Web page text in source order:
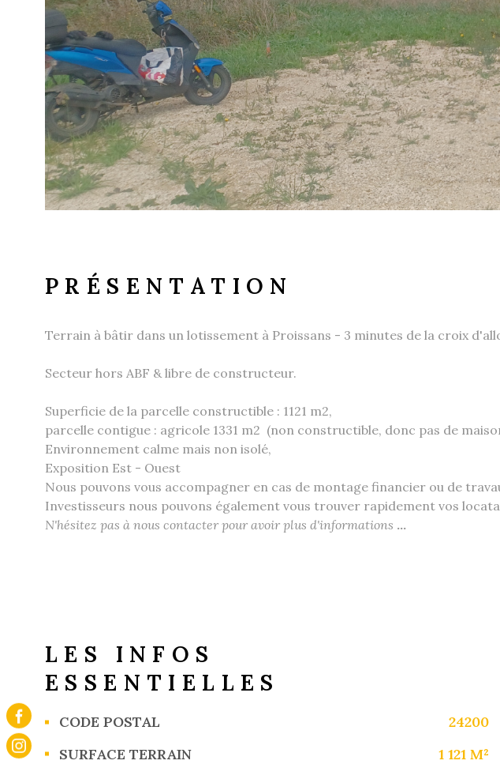
PRÉSENTATION
Terrain à bâtir dans un lotissement à Proissans - 3 minutes de la croix
Secteur hors ABF & libre de constructeur.
Superficie de la parcelle constructible : 1121 m2,
parcelle contigue : agricole 1331 m2 (non constructible, donc pas de
Environnement calme mais non isolé,
Exposition Est - Ouest
Nous pouvons vous accompagner en cas de montage financier ou de
Investisseurs nous pouvons également vous trouver rapidement vos
N'hésitez pas à nous contacter pour avoir plus d'informations ...
LES INFOS
ESSENTIELLES
Caractérisque Valeurs
CODE POSTAL
24200
SURFACE TERRAIN
1 121 M²